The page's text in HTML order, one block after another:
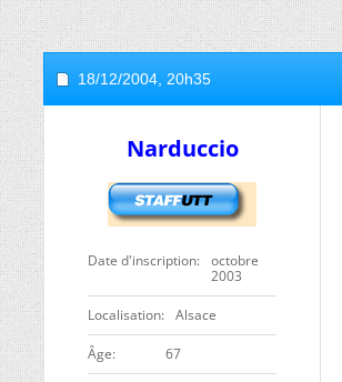
18/12/2004, 20h35
Narduccio
Date d'inscription
octobre
2003
Localisation Alsace
ge 67